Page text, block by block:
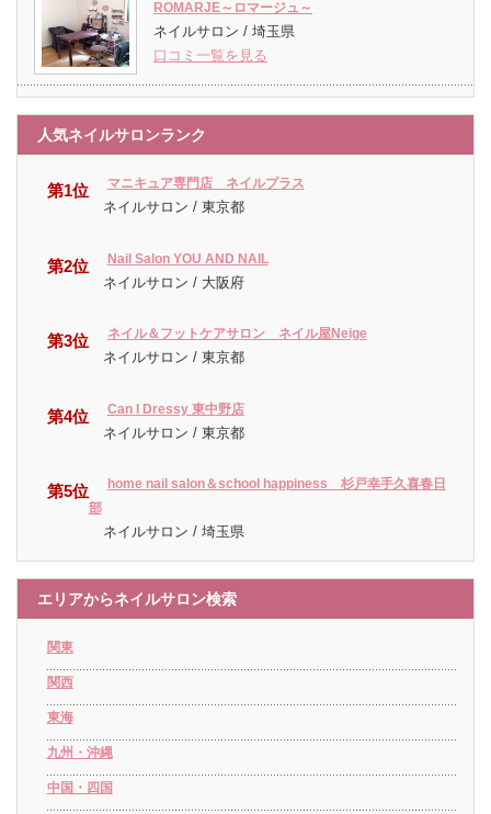
ROMARJE～ロマージュ～
ネイルサロン / 埼玉県
口コミ一覧を見る
人気ネイルサロンランク
第1位 マニキュア専門店 ネイルプラス
ネイルサロン / 東京都
第2位 Nail Salon YOU AND NAIL
ネイルサロン / 大阪府
第3位 ネイル＆フットケアサロン ネイル屋Neige
ネイルサロン / 東京都
第4位 Can I Dressy 東中野店
ネイルサロン / 東京都
第5位
home nail salon＆school happiness 杉戸幸手久喜春日
部
ネイルサロン / 埼玉県
エリアからネイルサロン検索
関東
関西
東海
九州・沖縄
中国・四国